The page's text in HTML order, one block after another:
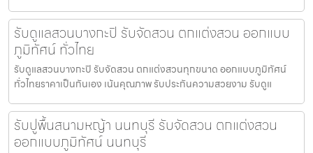
รับดูแลสวนบางกะปิ รับจัดสวน ตกแต่งสวน ออกแบบ
ภูมิทัศน์ ทั่วไทย
รับดูแลสวนบางกะปิ รับจัดสวน ตกแต่งสวนทุกขนาด ออกแบบภูมิทัศน์
ทั่วไทยราคาเป็นกันเอง เน้นคุณภาพ รับประกันความสวยงาม รับดูแ
รับปูพื้นสนามหญ้า นนทบุรี รับจัดสวน ตกแต่งสวน
ออกแบบภูมิทัศน์ นนทบุรี